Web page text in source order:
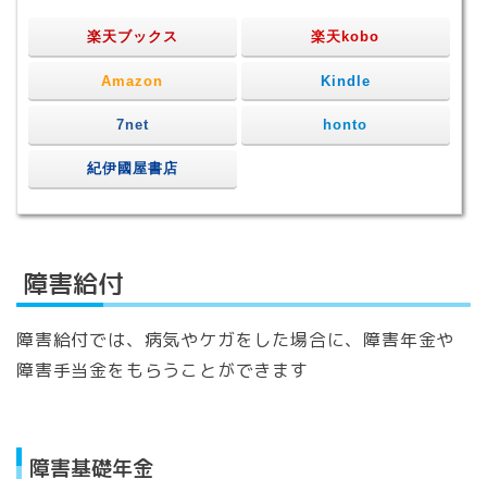
楽天ブックス 楽天kobo
Amazon Kindle
7net honto
紀伊國屋書店
障害給付
障害給付では、病気やケガをした場合に、障害年金や
障害手当金をもらうことができます
障害基礎年金